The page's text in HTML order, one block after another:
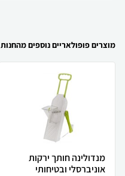
מוצרים פופולאריים נוספים מהחנות
מנדולינה חותך ירקות
אוניברסלי ובטיחותי